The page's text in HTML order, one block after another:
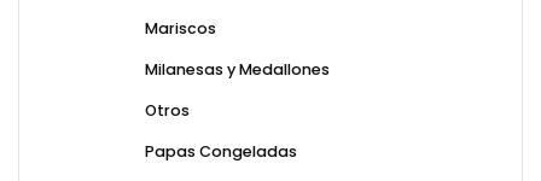
Mariscos
Milanesas y Medallones
Otros
Papas Congeladas